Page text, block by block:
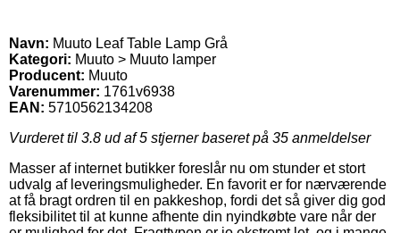
Navn: Muuto Leaf Table Lamp Grå
Kategori: Muuto > Muuto lamper
Producent: Muuto
Varenummer: 1761v6938
EAN: 5710562134208
Vurderet til 3.8 ud af 5 stjerner baseret på 35 anmeldelser
Masser af internet butikker foreslår nu om stunder et stort
udvalg af leveringsmuligheder. En favorit er for nærværende
at få bragt ordren til en pakkeshop, fordi det så giver dig god
fleksibilitet til at kunne afhente din nyindkøbte vare når der